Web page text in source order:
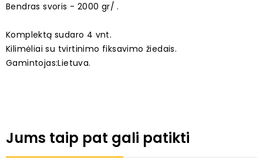
Bendras svoris - 2000 gr/ .
Komplektą sudaro 4 vnt.
Kilimėliai su tvirtinimo fiksavimo žiedais.
Gamintojas:Lietuva.
Jums taip pat gali patikti